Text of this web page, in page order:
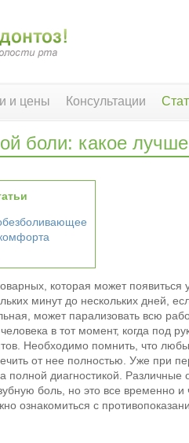
и цены Консультации
боли: какое
которая может появиться
минут до нескольких дней,
может парализовать всю
в тот момент, когда под
Необходимо помнить, что
от нее полностью. Уже при
полной диагностикой.
боль, но это все временно
ознакомиться с